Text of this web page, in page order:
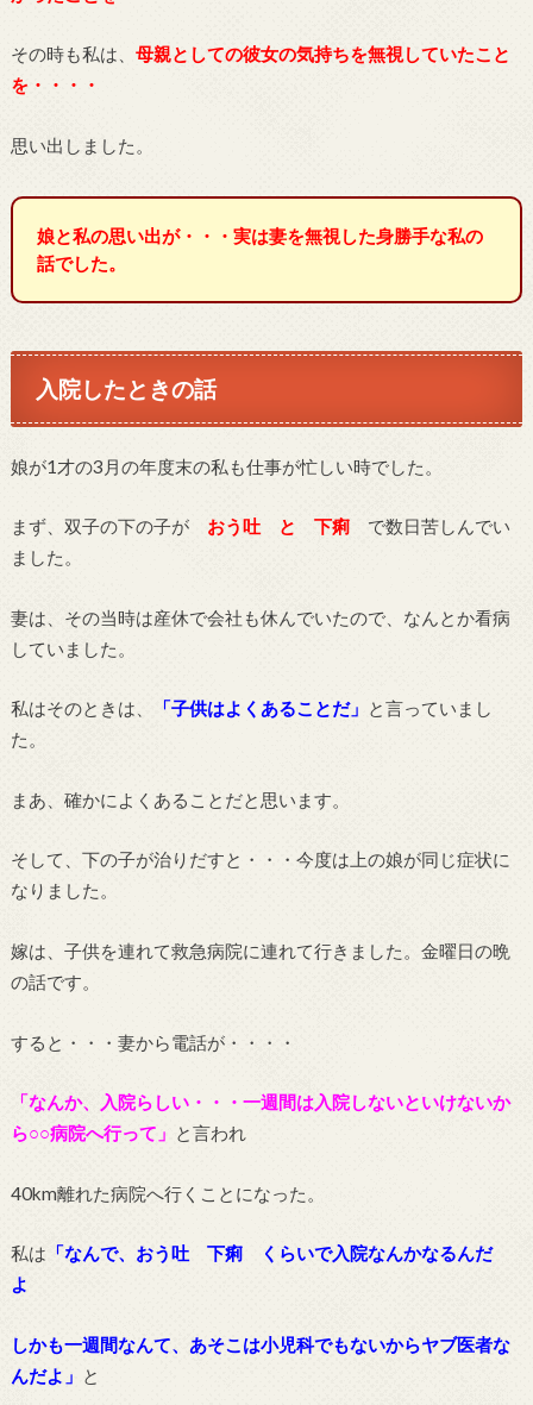
その時も私は、 母親としての彼女の気持ちを無視していたこと
を・・・・
思い出しました。
娘と私の思い出が・・・実は妻を無視した身勝手な私の
話でした。
入院したときの話
娘が1才の3月の年度末の私も仕事が忙しい時でした。
まず、双子の下の子が おう吐 と 下痢で数日苦しんでい
ました。
妻は、その当時は産休で会社も休んでいたので、なんとか看病
していました。
私はそのときは、 「子供はよくあることだ」 と言っていまし
た。
まあ、確かによくあることだと思います。
そして、下の子が治りだすと・・・今度は上の娘が同じ症状に
なりました。
嫁は、子供を連れて救急病院に連れて行きました。金曜日の晩
の話です。
すると・・・妻から電話が・・・・
「なんか、入院らしい・・・一週間は入院しないといけないか
ら○○病院へ行って」 と言われ
40km離れた病院へ行くことになった。
私は 「なんで、おう吐 下痢 くらいで入院なんかなるんだ
よ
しかも一週間なんて、あそこは小児科でもないからヤブ医者な
んだよ」 と